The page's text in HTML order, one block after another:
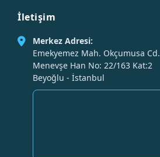
İletişim
Merkez Adresi:
Emekyemez Mah. Okçumusa Cd.
Menevşe Han No: 22/163 Kat:2
Beyoğlu - İstanbul